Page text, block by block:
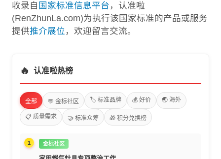
收录自 国家标准信息平台 ，认准啦
(RenZhunLa.com)为执行该国家标准的产品或服务
提供推介展位 ，欢迎留言交流。
🔥 认准啦热榜
全部 💬 金标社区 🏷️ 标准品牌 💰 好价 🌏 海外
📋 质量需求 🤝 标准众筹 🎁 积分兑换榜
1 金标社区